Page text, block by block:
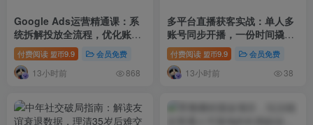
Google Ads运营精通课：系
统拆解投放全流程，优化账户
提升广告投产回报率
付费阅读 盟币9.9 会员免费
13小时前 868
多平台直播获客实战：单人多
账号同步开播，一份时间撬动
多渠道精准流量
付费阅读 盟币9.9 会员免费
13小时前 38